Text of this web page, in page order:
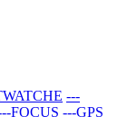
---
FOCUS ---GPS